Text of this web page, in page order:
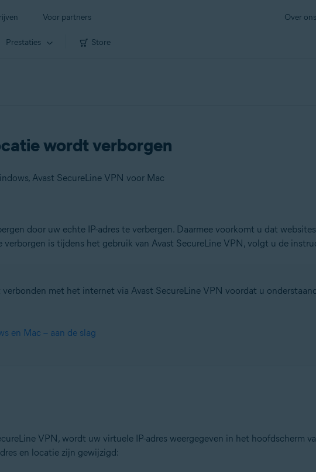
Voor partners Over ons
Prestaties Store
wordt verborgen
Avast SecureLine VPN voor Mac
door uw echte IP-adres te verbergen. Daarmee voorkomt u dat
is tijdens het gebruik van Avast SecureLine VPN, volgt u de
met het internet via Avast SecureLine VPN voordat u
en Mac – aan de slag
VPN, wordt uw virtuele IP-adres weergegeven in het hoofdscherm
en locatie zijn gewijzigd: